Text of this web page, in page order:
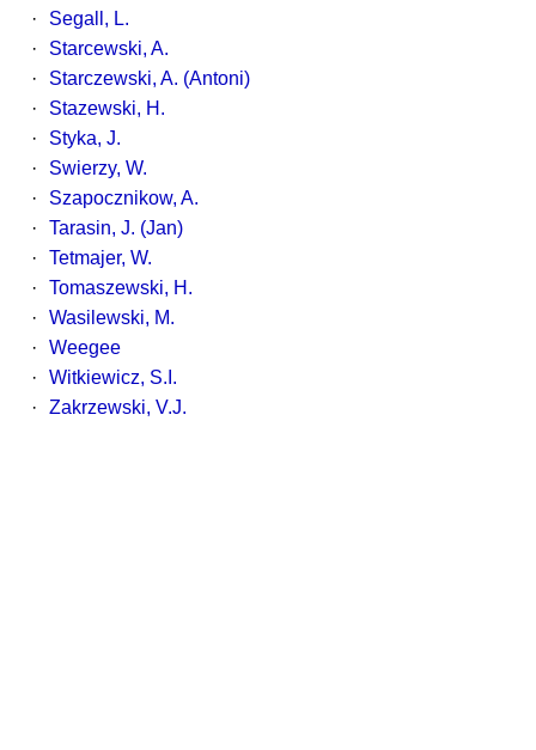
·
Segall, L.
·
Starcewski, A.
·
Starczewski, A. (Antoni)
·
Stazewski, H.
·
Styka, J.
·
Swierzy, W.
·
Szapocznikow, A.
·
Tarasin, J. (Jan)
·
Tetmajer, W.
·
Tomaszewski, H.
·
Wasilewski, M.
·
Weegee
·
Witkiewicz, S.I.
·
Zakrzewski, V.J.